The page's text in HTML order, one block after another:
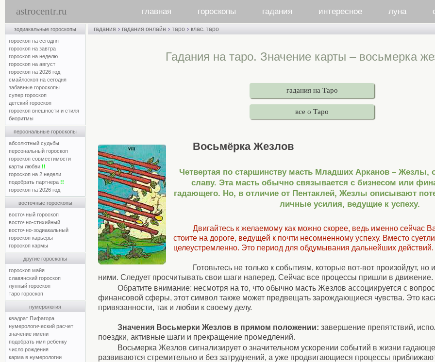
astrocentr.ru главная гороскопы гадания интересное луна
зодиакальные гороскопы
гороскоп на сегодня
гороскоп на завтра
гороскоп на неделю
гороскоп на август
гороскоп на 2026 год
смайлоскоп на сегодня
забавные гороскопы
супер гороскоп
детский гороскоп
гороскоп внешности и стиля
биоритмы
персональные гороскопы
абсолютный судьбы
персональный гороскоп
гороскоп совместимости
карты любви !!
гороскоп на 2 недели
подобрать партнера !!
гороскоп на 2026 год
восточные гороскопы
восточный гороскоп
восточно-стихийный
восточно-зодиакальный
гороскоп карьеры
гороскоп кармы
другие гороскопы
гороскоп майя
славянский гороскоп
лунный гороскоп
таро гороскоп
нумерология
квадрат Пифагора
нумерологический расчет
значение имени
подобрать имя ребенку
число рождения
карма в нумерологии
гадания › гадания онлайн › таро › клас. таро
Гадания на таро. Значение карты – восьмерка
гадания на Таро
все о Таро
Восьмёрка Жезлов
Четвертая по старшинству масть Младших Арканов – Жезлы,
славу. Эта масть обычно связывается с бизнесом или
гадающего. Но, в отличие от Пентаклей, Жезлы описывают
личные усилия, ведущие к успеху.
Двигайтесь к желаемому как можно скорее, ведь именно сейчас
стоите на дороге, ведущей к почти несомненному успеху. Вместо
целеустремленно. Это период для обдумывания дальнейших действий.
Готовьтесь не только к событиям, которые вот-вот произойдут, но
ними. Следует просчитывать свои шаги наперед. Сейчас все процессы пришли в движение.
Обратите внимание: несмотря на то, что обычно масть Жезлов ассоциируется с
финансовой сферы, этот символ также может предвещать зарождающиеся чувства. Это
привязанности, так и любви к своему делу.
Значения Восьмерки Жезлов в прямом положении: завершение препятствий,
поездки, активные шаги и прекращение промедлений.
Восьмерка Жезлов сигнализирует о значительном ускорении событий в жизни
развиваются стремительно и без затруднений, а уже продвигающиеся процессы